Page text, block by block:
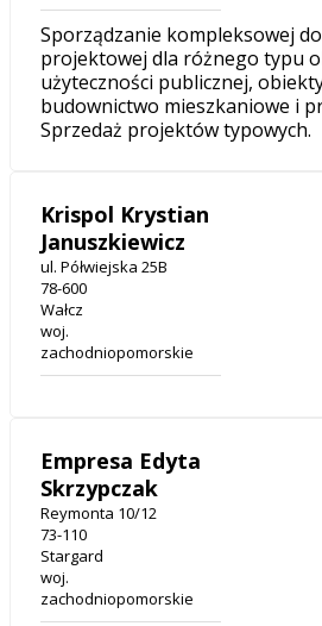
Sporządzanie kompleksowej
projektowej dla różnego typu
użyteczności publicznej,
budownictwo mieszkaniowe i
Sprzedaż projektów typowych.
Krispol Krystian
Januszkiewicz
ul. Półwiejska 25B
78-600
Wałcz
woj.
zachodniopomorskie
Empresa Edyta
Skrzypczak
Reymonta 10/12
73-110
Stargard
woj.
zachodniopomorskie